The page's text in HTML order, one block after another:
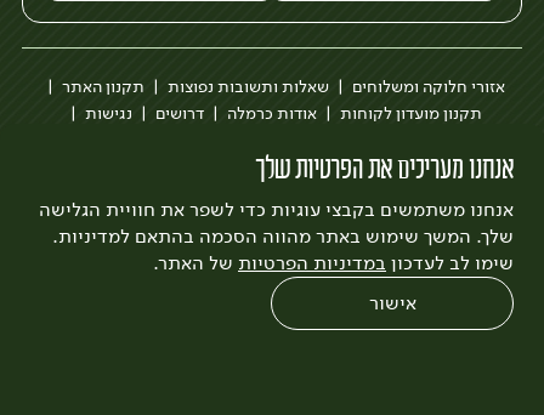
אנחנו מעריכים את הפרטיות שלך
אנחנו משתמשים בקבצי עוגיות כדי לשפר את חוויית הגלישה
שלך. המשך שימוש באתר מהווה הסכמה בהתאם למדיניות.
שימו לב לעדכון במדיניות הפרטיות של האתר.
אישור
אזורי חלוקה ומשלוחים שאלות ותשובות נפוצות
תקנון האתר
תקנון מועדון לקוחות
אודות כרמלה דרושים
נגישות
לצפייה בעדכון מדיניות פרטיות
עיצוב:3bears פיתוח:Quatro